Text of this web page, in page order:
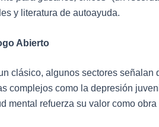
y literatura de autoayuda.
Abierto
clásico, algunos sectores señalan
complejos como la depresión
mental refuerza su valor como obra